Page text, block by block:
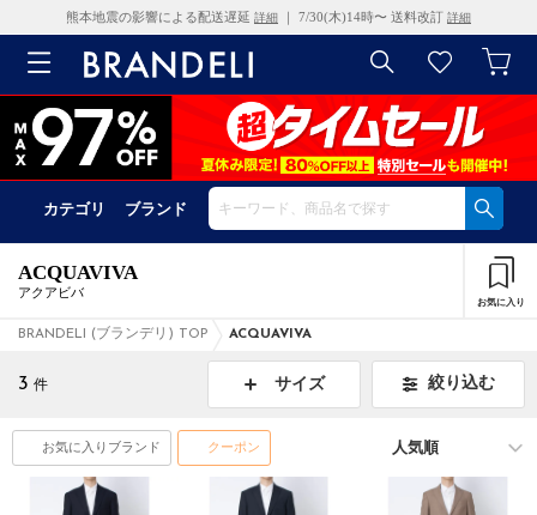
熊本地震の影響による配送遅延 詳細 ｜ 7/30(木)14時〜 送料改訂 詳細
カテゴリ ブランド
ACQUAVIVA
アクアビバ
お気に入り
BRANDELI (ブランデリ) TOP ACQUAVIVA
3 件 サイズ 絞り込む
お気に入りブランド クーポン